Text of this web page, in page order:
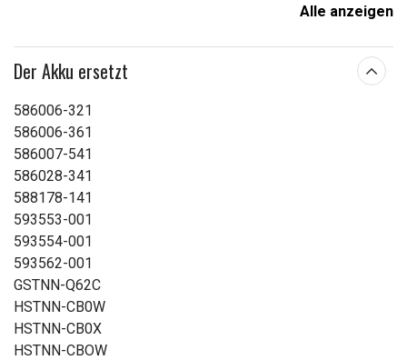
Alle anzeigen
Der Akku ersetzt
586006-321
586006-361
586007-541
586028-341
588178-141
593553-001
593554-001
593562-001
GSTNN-Q62C
HSTNN-CB0W
HSTNN-CB0X
HSTNN-CBOW